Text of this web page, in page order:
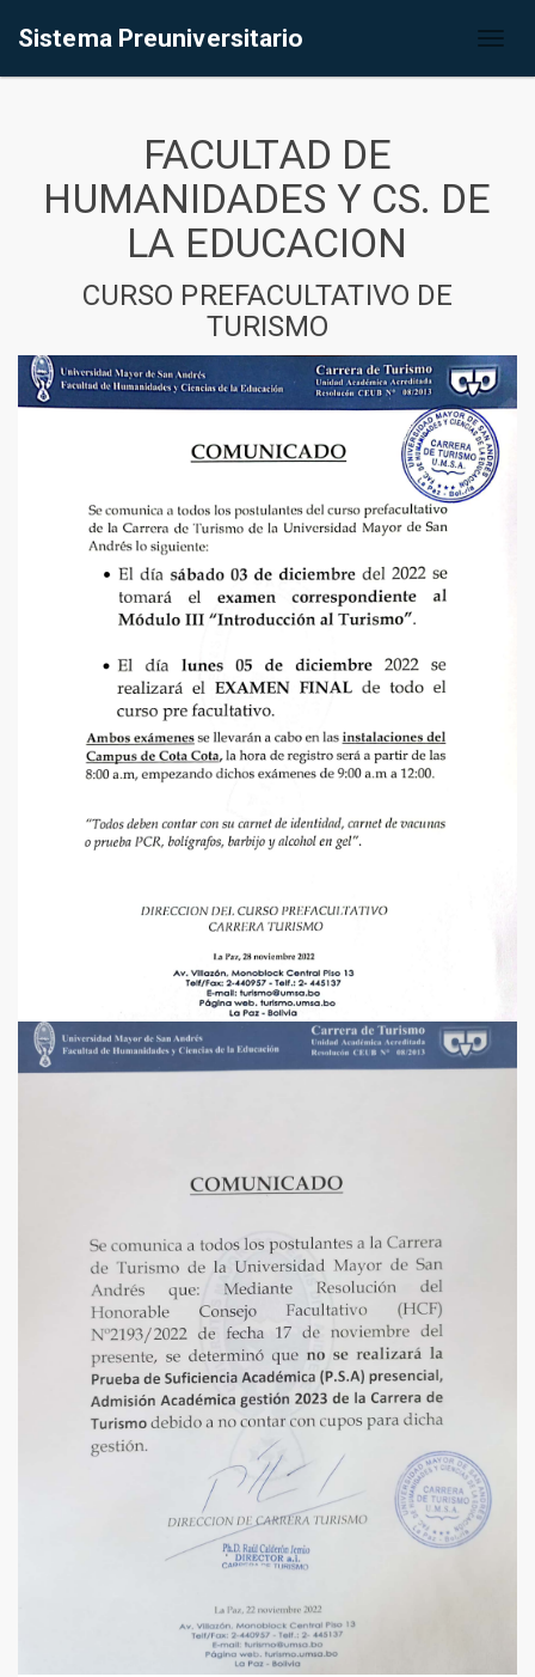
Sistema Preuniversitario
FACULTAD DE
HUMANIDADES Y CS. DE
LA EDUCACION
CURSO PREFACULTATIVO DE
TURISMO